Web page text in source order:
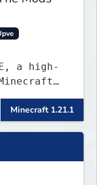
a high-
Minecraft 1.21.1